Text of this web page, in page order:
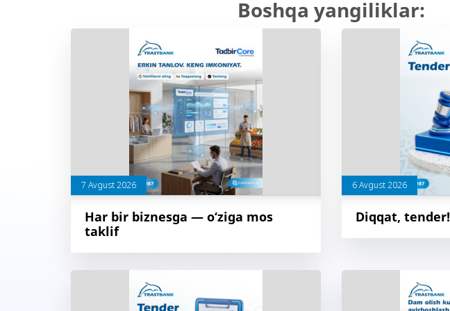
Boshqa yangiliklar:
7 Avgust 2026
Har bir biznesga — o‘ziga mos
taklif
6 Avgust 2026
Diqqat, tender!